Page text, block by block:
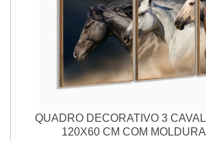
QUADRO DECORATIVO 3
120X60 CM COM